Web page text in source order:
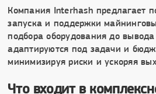
Компания Interhash предлагает
запуска и поддержки
подбора оборудования до
адаптируются под задачи и
минимизируя риски и ускоряя
Что входит в